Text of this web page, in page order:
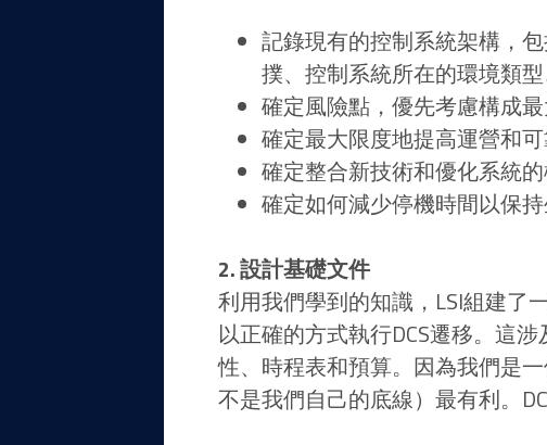
記錄現有的控制系統架構，
撲、控制系統所在的環境類
確定風險點，優先考慮構成
確定最大限度地提高運營和
確定整合新技術和優化系統
確定如何減少停機時間以保
2. 設計基礎文件
利用我們學到的知識，LSI組建了
以正確的方式執行DCS遷移。這
性、時程表和預算。因為我們是
不是我們自己的底線）最有利。